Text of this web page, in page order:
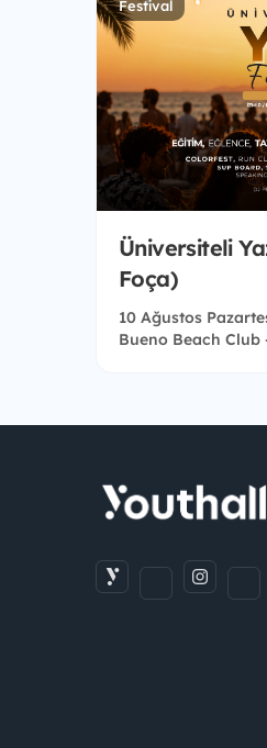
Festival
Üniversiteli
Foça)
10 Ağustos
Bueno Beach